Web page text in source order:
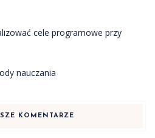
cele programowe przy
nauczania
KOMENTARZE